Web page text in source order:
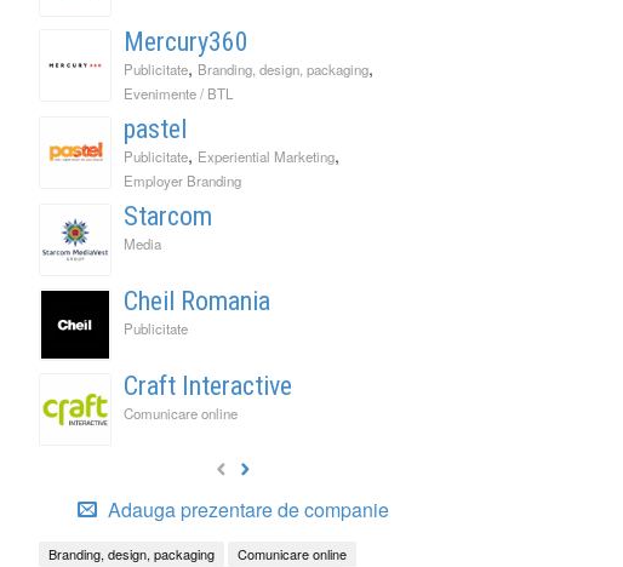
Mercury360
Publicitate, Branding, design, packaging,
Evenimente / BTL
pastel
Publicitate, Experiential Marketing,
Employer Branding
Starcom
Media
Cheil Romania
Publicitate
Craft Interactive
Comunicare online
Adauga prezentare de companie
Branding, design, packaging
Comunicare online